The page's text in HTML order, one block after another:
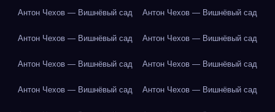
Антон Чехов — Вишнёвый сад Антон Чехов — Вишнёвый сад
Антон Чехов — Вишнёвый сад Антон Чехов — Вишнёвый сад
Антон Чехов — Вишнёвый сад Антон Чехов — Вишнёвый сад
Антон Чехов — Вишнёвый сад Антон Чехов — Вишнёвый сад